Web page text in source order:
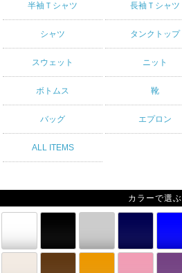
半袖Ｔシャツ 長袖Ｔシャツ
シャツ タンクトップ
スウェット ニット
ボトムス 靴
バッグ エプロン
ALL ITEMS
カラーで選ぶ